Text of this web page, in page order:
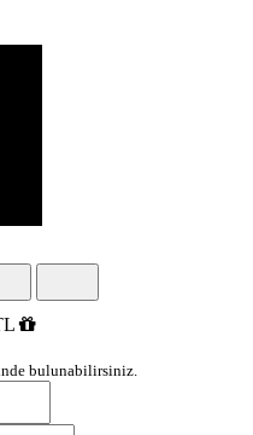
bulunabilirsiniz.